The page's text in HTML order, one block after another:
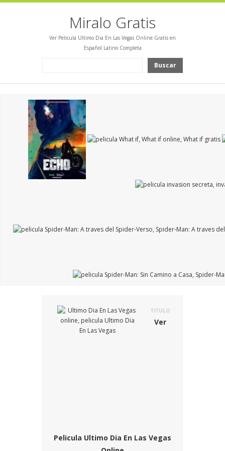
Miralo Gratis
Ver Pelicula Ultimo Dia En Las Vegas Online Gratis en
Español Latino Completa
Buscar
TITULO
Ver
Pelicula Ultimo Dia En Las Vegas